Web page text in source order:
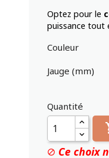
Optez pour le
puissance tout
Couleur
Jauge (mm)
Quantité
 Ce choix